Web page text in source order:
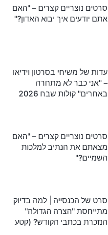
סרטים נוצריים קצרים – "האם
אתם יודעים איך יבוא האדון?"
עדות של משיחי בסרטון וידיאו
– "אני כבר לא מתחרה
באחרים" קולות שבח 2026
סרטים נוצריים קצרים – "האם
מצאתם את הנתיב למלכות
השמיים?"
סרט של הכנסייה | למה בדיוק
מתייחסת "הצרה הגדולה"
הנזכרת בכתבי הקודש? (קטע